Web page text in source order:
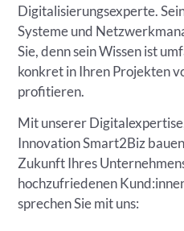
Digitalisierungsexperte.
Systeme und
Sie, denn sein Wissen ist
konkret in Ihren Projekten
profitieren.
Mit unserer
Innovation Smart2Biz
Zukunft Ihres
hochzufriedenen
sprechen Sie mit uns: